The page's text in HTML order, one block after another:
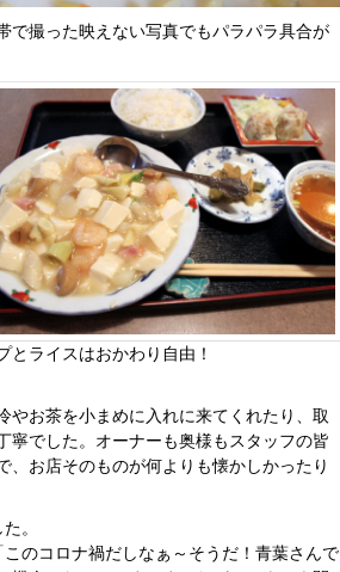
で撮った映えない写真でもパラパラ具合が
とライスはおかわり自由！
やお茶を小まめに入れに来てくれたり、取
寧でした。オーナーも奥様もスタッフの皆
お店そのものが何よりも懐かしかったり
。
のコロナ禍だしなぁ～そうだ！青葉さんで